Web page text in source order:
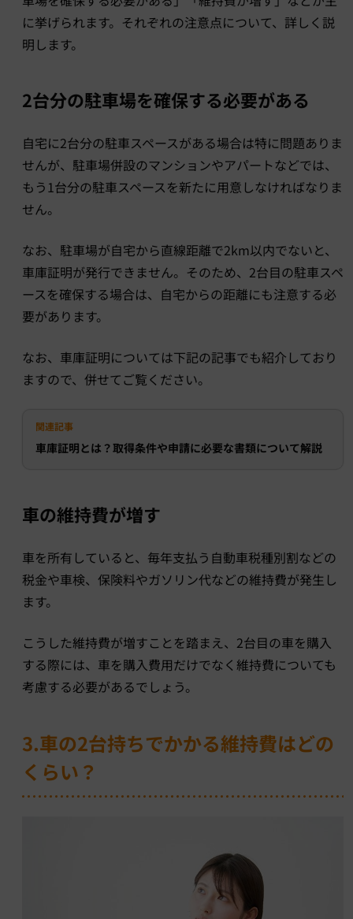
に挙げられます。それぞれの注意点について、詳しく説
明します。
2台分の駐車場を確保する必要がある
自宅に2台分の駐車スペースがある場合は特に問題ありま
せんが、駐車場併設のマンションやアパートなどでは、
もう1台分の駐車スペースを新たに用意しなければなりま
せん。
なお、駐車場が自宅から直線距離で2km以内でないと、
車庫証明が発行できません。そのため、2台目の駐車スペ
ースを確保する場合は、自宅からの距離にも注意する必
要があります。
なお、車庫証明については下記の記事でも紹介しており
ますので、併せてご覧ください。
関連記事
車庫証明とは？取得条件や申請に必要な書類について解説
車の維持費が増す
車を所有していると、毎年支払う自動車税種別割などの
税金や車検、保険料やガソリン代などの維持費が発生し
ます。
こうした維持費が増すことを踏まえ、2台目の車を購入
する際には、車を購入費用だけでなく維持費についても
考慮する必要があるでしょう。
3.車の2台持ちでかかる維持費はどの
くらい？